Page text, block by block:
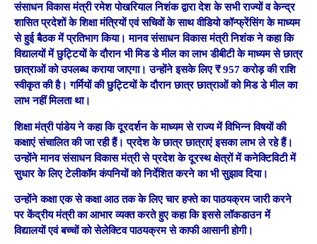
संसाधन विकास मंत्री रमेश पोखरियाल निशंक द्वारा देश के सभी राज्यों व केन्द्र
शासित प्रदेशों के शिक्षा मंत्रियों एवं सचिवों के साथ वीडियो कॉन्फ्रेंसिंग के माध्यम
से हुई बैठक में प्रतिभाग किया। मानव संसाधन विकास मंत्री निशंक ने कहा कि
विद्यालयों में छुट्टियों के दौरान भी मिड डे मील का लाभ डीबीटी के माध्यम से छात्र
छात्राओं को उपलब्ध कराया जाएगा। उन्होंने इसके लिए ₹ 957 करोड़ की राशि
स्वीकृत की है। गर्मियों की छुट्टियों के दौरान छात्र छात्राओं को मिड डे मील का
लाभ नहीं मिलता था।
शिक्षा मंत्री पांडेय ने कहा कि दूरदर्शन के माध्यम से राज्य में विभिन्न विषयों की
कक्षाएं संचालित की जा रही हैं। प्रदेश के छात्र छात्राएं इसका लाभ ले रहे हैं।
उन्होंने मानव संसाधन विकास मंत्री से प्रदेश के दूरस्थ क्षेत्रों में कनेक्टिविटी में
सुधार के लिए टेलीकॉम कंपनियों को निर्देशित करने का भी सुझाव दिया।
उन्होंने कक्षा एक से कक्षा आठ तक के लिए चार हफ्ते का पाठयक्रम जारी करने
पर केंद्रीय मंत्री का आभार व्यक्त करते हुए कहा कि इससे लॉकडाउन में
विद्यालयों एवं बच्चों को सेलेक्टिव पाठयक्रम से काफी आसानी होगी।